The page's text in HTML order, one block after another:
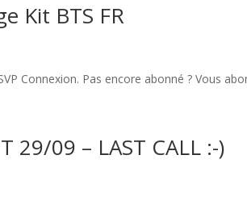
Kit BTS FR
Connexion. Pas encore abonné ? Vous
29/09 – LAST CALL :-)